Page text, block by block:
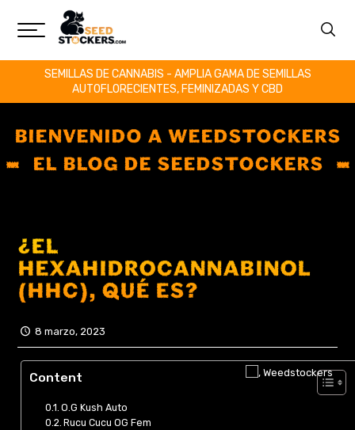
SEMILLAS DE CANNABIS - AMPLIA GAMA DE SEMILLAS
AUTOFLORECIENTES, FEMINIZADAS Y CBD
BIENVENIDO A WEEDSTOCKERS
EL BLOG DE SEEDSTOCKERS
¿EL
HEXAHIDROCANNABINOL
(HHC), QUÉ ES?
8 marzo, 2023
Content
O.G Kush Auto
Rucu Cucu OG Fem